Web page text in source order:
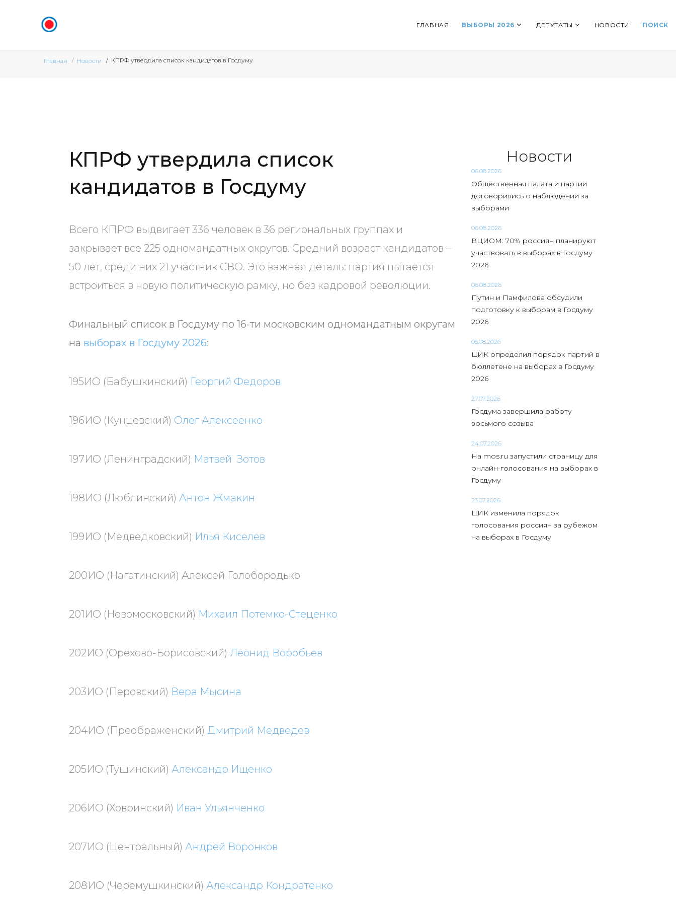
ГЛАВНАЯ ВЫБОРЫ 2026 ДЕПУТАТЫ НОВОСТИ ПОИСК
Главная Новости КПРФ утвердила список кандидатов в Госдуму
КПРФ утвердила список
кандидатов в Госдуму
Всего КПРФ выдвигает 336 человек в 36 региональных группах и
закрывает все 225 одномандатных округов. Средний возраст кандидатов –
50 лет, среди них 21 участник СВО. Это важная деталь: партия пытается
встроиться в новую политическую рамку, но без кадровой революции.
Финальный список в Госдуму по 16-ти московским одномандатным округам
на выборах в Госдуму 2026:
195ИО (Бабушкинский) Георгий Федоров
196ИО (Кунцевский) Олег Алексеенко
197ИО (Ленинградский) Матвей Зотов
198ИО (Люблинский) Антон Жмакин
199ИО (Медведковский) Илья Киселев
200ИО (Нагатинский) Алексей Голобородько
201ИО (Новомосковский) Михаил Потемко-Стеценко
202ИО (Орехово-Борисовский) Леонид Воробьев
203ИО (Перовский) Вера Мысина
204ИО (Преображенский) Дмитрий Медведев
205ИО (Тушинский) Александр Ищенко
206ИО (Ховринский) Иван Ульянченко
207ИО (Центральный) Андрей Воронков
208ИО (Черемушкинский) Александр Кондратенко
Новости
06.08.2026
Общественная палата и партии
договорились о наблюдении за
выборами
06.08.2026
ВЦИОМ: 70% россиян планируют
участвовать в выборах в Госдуму
2026
06.08.2026
Путин и Памфилова обсудили
подготовку к выборам в Госдуму
2026
05.08.2026
ЦИК определил порядок партий в
бюллетене на выборах в Госдуму
2026
27.07.2026
Госдума завершила работу
восьмого созыва
24.07.2026
На mos.ru запустили страницу для
онлайн-голосования на выборах в
Госдуму
23.07.2026
ЦИК изменила порядок
голосования россиян за рубежом
на выборах в Госдуму